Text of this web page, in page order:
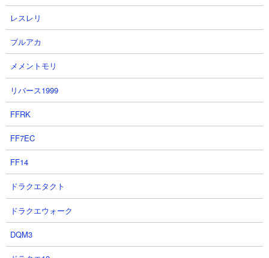
６．進撃のブラックホール極ムズ ネコオドラマン
サーを使った速攻攻略
【出撃メンバー】
【攻略概要】
「ふらしゅこ」さんの攻略動画です。雑魚敵をネコにぎりで片付
けながら、ネコオドラマンサーと癒術士とネコクリーナーがほぼ
同時に敵城に着弾するタイミングで仕掛けてスペースサイクロン
を停止させ、それを追いかけさせた第三ムートで敵城を一気に叩
き落す作戦をとっています。ほとんどBOSSの存在を感じることな
くあっさりとクリアに成功しています。
レスレリ
ブルアカ
メメントモリ
リバース1999
FFRK
FF7EC
FF14
ドラクエタクト
ドラクエウォーク
DQM3